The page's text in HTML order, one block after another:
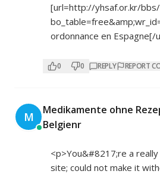
[url=http://yhsaf.or.kr/
ordonnance en Espagne[/
0 0 REPLY REPORT
M
Medikamente ohne
Belgienr
<p>You&#8217;re a
site; could not make it